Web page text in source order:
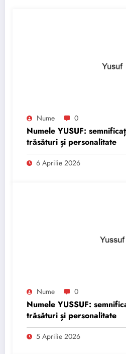
Nume 0
Numele YUSUF:
trăsături și personalitate
6 Aprilie 2026
Nume 0
Numele YUSSUF:
trăsături și personalitate
5 Aprilie 2026